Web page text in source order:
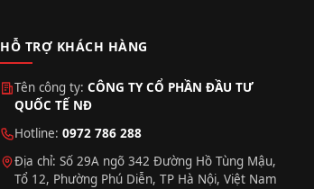
HỖ TRỢ KHÁCH HÀNG
Tên công ty:CÔNG TY CỔ PHẦN ĐẦU TƯ
QUỐC TẾ NĐ
Hotline:0972 786 288
Địa chỉ: Số 29A ngõ 342 Đường Hồ Tùng Mậu,
Tổ 12, Phường Phú Diễn, TP Hà Nội, Việt Nam